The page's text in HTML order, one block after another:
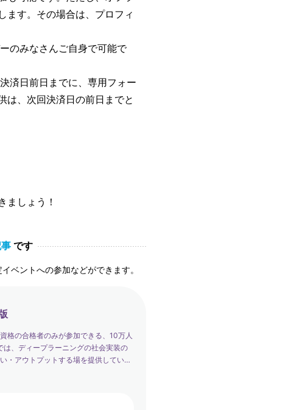
ます。その場合は、プロフィ
のみなさんご自身で可能で
済日前日までに、専用フォー
は、次回決済日の前日までと
ましょう！
です
ベントへの参加などができます。
格の合格者のみが参加できる、10万人
、ディープラーニングの社会実装の
・アウトプットする場を提供していま